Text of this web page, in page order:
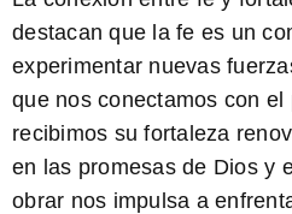
destacan que la fe es un
experimentar nuevas
que nos conectamos con el
recibimos su fortaleza
en las promesas de Dios y
obrar nos impulsa a